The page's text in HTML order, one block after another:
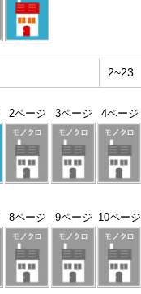
2~23
2ページ 3ページ 4ページ
8ページ 9ページ 10ページ